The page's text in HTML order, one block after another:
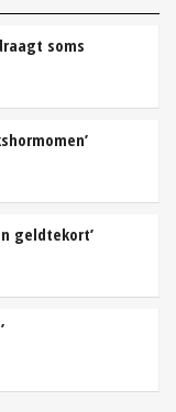
soms
geldtekort’